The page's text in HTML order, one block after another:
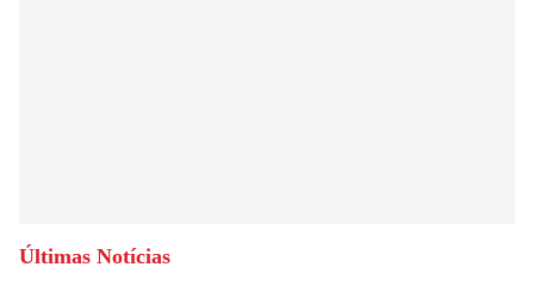
Últimas Notícias